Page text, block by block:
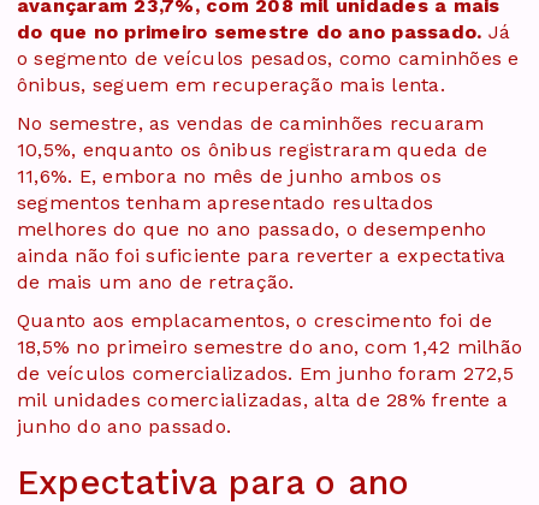
avançaram 23,7%, com 208 mil unidades a mais
do que no primeiro semestre do ano passado. Já
o segmento de veículos pesados, como caminhões e
ônibus, seguem em recuperação mais lenta.
No semestre, as vendas de caminhões recuaram
10,5%, enquanto os ônibus registraram queda de
11,6%. E, embora no mês de junho ambos os
segmentos tenham apresentado resultados
melhores do que no ano passado, o desempenho
ainda não foi suficiente para reverter a expectativa
de mais um ano de retração.
Quanto aos emplacamentos, o crescimento foi de
18,5% no primeiro semestre do ano, com 1,42 milhão
de veículos comercializados. Em junho foram 272,5
mil unidades comercializadas, alta de 28% frente a
junho do ano passado.
Expectativa para o ano